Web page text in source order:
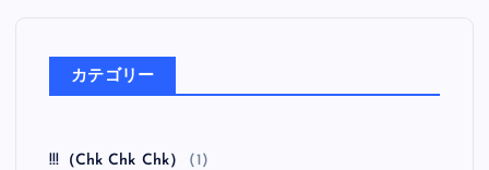
カテゴリー
!!!（Chk Chk Chk） (1)